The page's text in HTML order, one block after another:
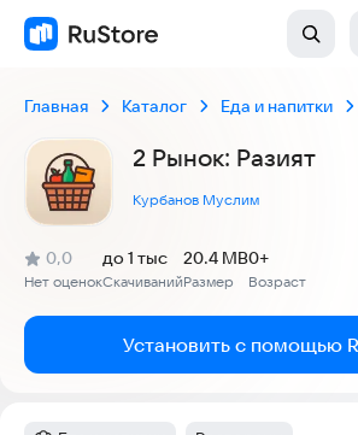
Главная Каталог Еда и напитки
2 Рынок: Разият
Курбанов Муслим
Рейтинг:
0,0
(
Нет оценок
)
Скачиваний
до 1 тыс
Размер
20.4 MB
Возраст
0+
Установить с помощью